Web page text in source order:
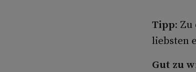
Tipp: Zu
liebsten
Gut zu